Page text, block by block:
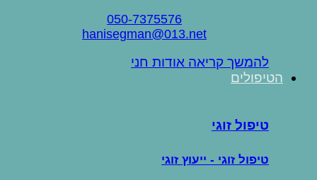
050-7375576
hanisegman@013.net
להמשך קריאה אודות חני
הטיפולים
טיפול זוגי
טיפול זוגי - ייעוץ זוגי